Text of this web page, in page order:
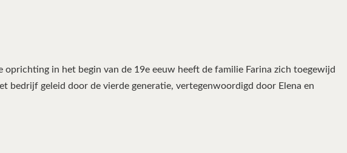
in het begin van de 19e eeuw heeft de familie Farina zich toegewijd
geleid door de vierde generatie, vertegenwoordigd door Elena en